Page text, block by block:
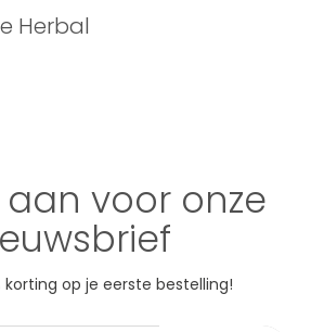
Herbal
aan voor onze
korting op je eerste bestelling!